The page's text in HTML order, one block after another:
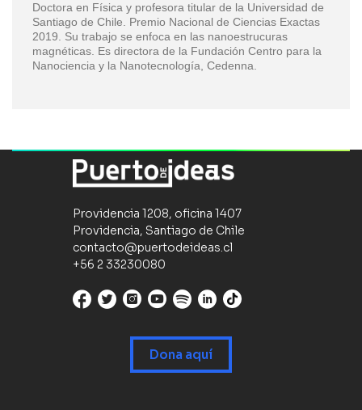
Doctora en Física y profesora titular de la Universidad de
Santiago de Chile. Premio Nacional de Ciencias Exactas
2019. Su trabajo se enfoca en las nanoestrucuras
magnéticas. Es directora de la Fundación Centro para la
Nanociencia y la Nanotecnología, Cedenna.
Providencia 1208, oficina 1407
Providencia, Santiago de Chile
contacto@puertodeideas.cl
+56 2 33230080
Dona aquí